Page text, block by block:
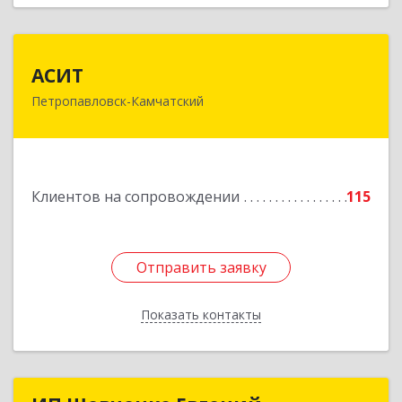
АСИТ
Петропавловск-Камчатский
Клиентов на сопровождении 115
Отправить заявку
Показать контакты
683031, Камчатский край, Петропавловск-
Подробнее
Отправить заявку
Назад